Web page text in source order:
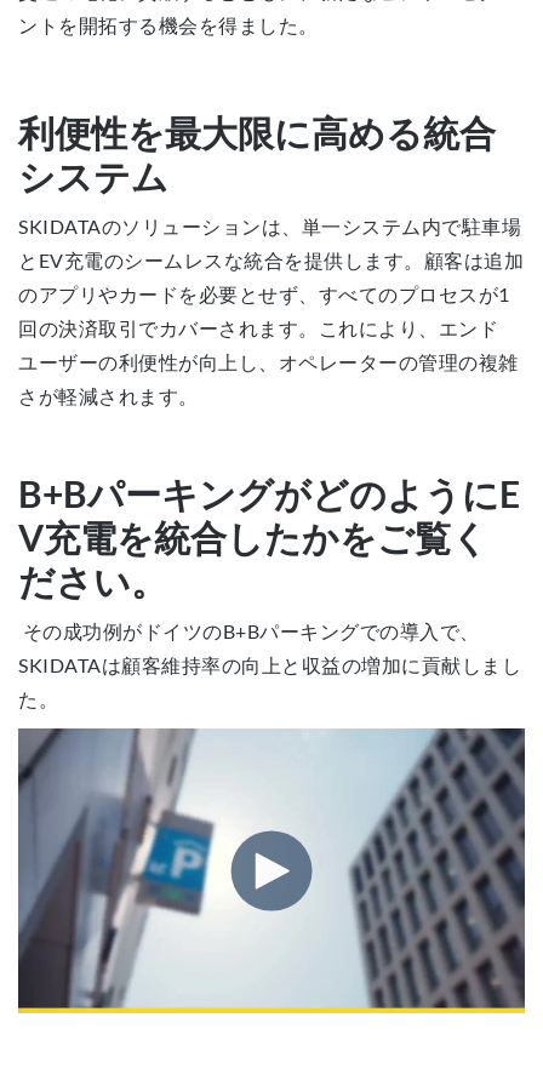
ントを開拓する機会を得ました。
利便性を最大限に高める統合
システム
SKIDATAのソリューションは、単一システム内で駐車場
とEV充電のシームレスな統合を提供します。顧客は追加
のアプリやカードを必要とせず、すべてのプロセスが1
回の決済取引でカバーされます。これにより、エンド
ユーザーの利便性が向上し、オペレーターの管理の複雑
さが軽減されます。
B+BパーキングがどのようにE
V充電を統合したかをご覧く
ださい。
その成功例がドイツのB+Bパーキングでの導入で、
SKIDATAは顧客維持率の向上と収益の増加に貢献しまし
た。